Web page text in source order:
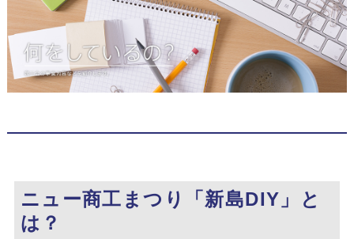
ニュー商工まつり「新島DIY」と
は？